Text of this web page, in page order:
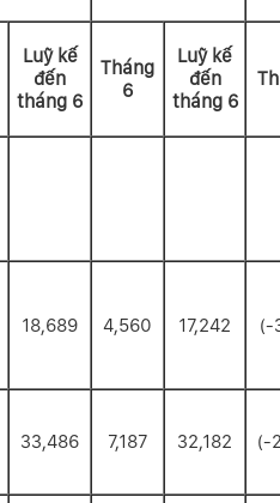
Luỹ kế
đến
tháng 6
Tháng
6
Luỹ kế
đến
tháng 6
18,689 4,560 17,242 (-
33,486 7,187 32,182 (-